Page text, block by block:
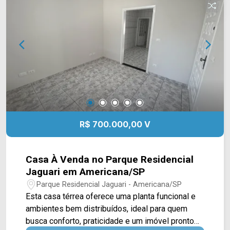
do imóvel, acompanhado por quintal reformado,
jardim e um cômodo de apoio que pode ser
utilizado como despensa, trazendo mais
com armários planejados; 01 banheiro social; 01
vaga de garagem coberta. Aceita financiamento.
Localizada no bairro Parque Nova Carioba, a casa
possui fácil acesso às principais vias de
Americana e está próxima a supermercados,
escolas, farmácias e diversos serviços,
oferecendo praticidade para toda a família. Entre
agende sua visita! WhatsApp e telefone: (19)
3475-4546 Arbix Imóveis - Presente em cada
momento.
R$ 700.000,00 V
Casa À Venda no Parque Residencial
Jaguari em Americana/SP
Parque Residencial Jaguari - Americana/SP
Esta casa térrea oferece uma planta funcional e
ambientes bem distribuídos, ideal para quem
busca conforto, praticidade e um imóvel pronto